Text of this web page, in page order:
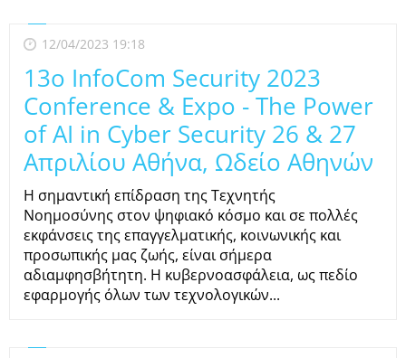
12/04/2023 19:18
13o InfoCom Security 2023
Conference & Expo - The Power
of AI in Cyber Security 26 & 27
Απριλίου Αθήνα, Ωδείο Αθηνών
H σημαντική επίδραση της Τεχνητής
Νοημοσύνης στον ψηφιακό κόσμο και σε πολλές
εκφάνσεις της επαγγελματικής, κοινωνικής και
προσωπικής μας ζωής, είναι σήμερα
αδιαμφησβήτητη. Η κυβερνοασφάλεια, ως πεδίο
εφαρμογής όλων των τεχνολογικών...